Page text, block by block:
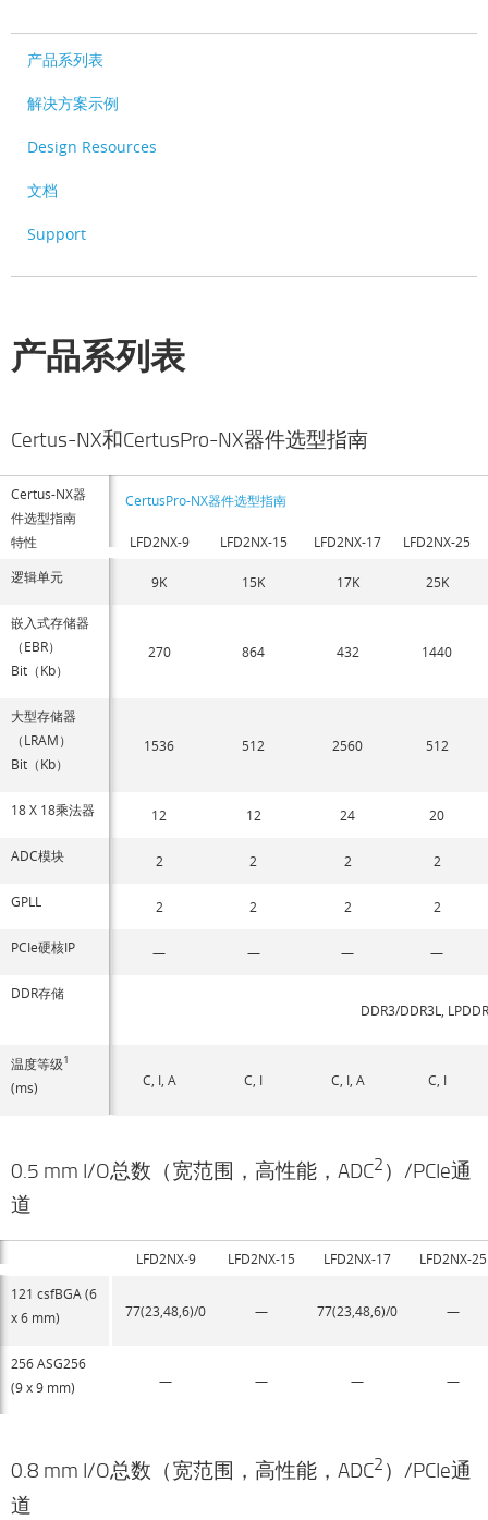
产品系列表
解决方案示例
Design Resources
文档
Support
产品系列表
Certus-NX和CertusPro-NX器件选型指南
Certus-NX器
件选型指南
CertusPro-NX器件选型指南
特性 LFD2NX-9 LFD2NX-15 LFD2NX-17
LFD2NX-25
逻辑单元
9K 15K 17K 25K
嵌入式存储器
（EBR）
Bit（Kb）
270 864 432 1440
大型存储器
（LRAM）
Bit（Kb）
1536 512 2560 512
18 X 18乘法器 12 12 24 20
ADC模块 2 2 2 2
GPLL 2 2 2 2
PCIe硬核IP — — — —
DDR存储
DDR3/DDR3L,
温度等级1
(ms) C, I, A C, I C, I, A C, I
0.5 mm I/O总数（宽范围，高性能，ADC2）/PCIe通
道
LFD2NX-9 LFD2NX-15 LFD2NX-17
LFD2NX-25
121 csfBGA (6
x 6 mm)
77(23,48,6)/0 — 77(23,48,6)/0 —
256 ASG256
(9 x 9 mm)
— — — —
0.8 mm I/O总数（宽范围，高性能，ADC2）/PCIe通
道